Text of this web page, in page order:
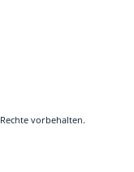
vorbehalten.